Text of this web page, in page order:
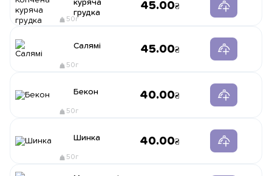
куряча
грудка
50г
45.00
Салямі
50г
45.00
Бекон
50г
40.00
Шинка
50г
40.00